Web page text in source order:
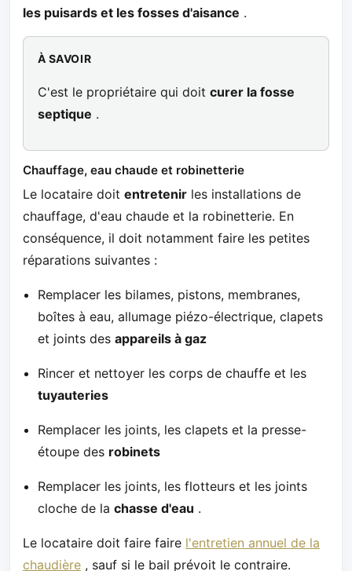
les puisards et les fosses d'aisance .
À SAVOIR
C'est le propriétaire qui doit curer la fosse
septique .
Chauffage, eau chaude et robinetterie
Le locataire doit entretenir les installations de
chauffage, d'eau chaude et la robinetterie. En
conséquence, il doit notamment faire les petites
réparations suivantes :
Remplacer les bilames, pistons, membranes,
boîtes à eau, allumage piézo-électrique, clapets
et joints desappareils à gaz
Rincer et nettoyer les corps de chauffe et les
tuyauteries
Remplacer les joints, les clapets et la presse-
étoupe des robinets
Remplacer les joints, les flotteurs et les joints
cloche de lachasse d'eau .
Le locataire doit faire faire l'entretien annuel de la
chaudière , sauf si le bail prévoit le contraire.